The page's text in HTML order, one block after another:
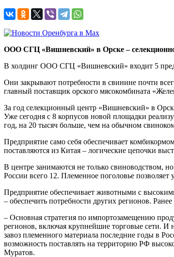
ООО СГЦ «Вишневский» в Орске –
В холдинг ООО СГЦ «Вишневский» входит 5
Они закрывают потребности в свинине почти
главный поставщик орского мясокомбината
За год селекционный центр «Вишневский» в
Уже сегодня с 8 корпусов новой площадки
год, на 20 тысяч больше, чем на обычном
Предприятие само себя обеспечивает
поставляются из Китая – логические цепочки
В центре занимаются не только свиноводством,
России всего 12. Племенное поголовье позволяет
Предприятие обеспечивает животными с
– обеспечить потребности других регионов.
– Основная стратегия по импортозамещению
регионов, включая крупнейшие торговые сети. И
завоз племенного материала последние годы в
возможность поставлять на территорию РФ
Муратов.